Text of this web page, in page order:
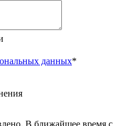
данных*
В ближайшее время с